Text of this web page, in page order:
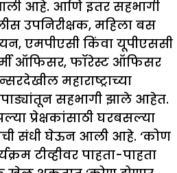
आहे. आणि इतर सहभागी
उपनिरीक्षक, महिला बस
एमपीएसी किंवा यूपीएससी
ऑफिसर, फॉरेस्ट ऑफिसर
महाराष्ट्राच्या
सहभागी झाले आहेत.
प्रेक्षकांसाठी घरबसल्या
संधी घेऊन आली आहे. ‘कोण
टीव्हीवर पाहता-पाहता